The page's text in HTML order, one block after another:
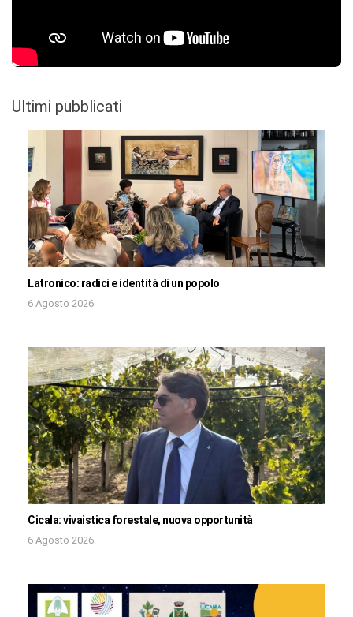
Ultimi pubblicati
Latronico: radici e identità di un popolo
6 Agosto 2026
Cicala: vivaistica forestale, nuova opportunità
6 Agosto 2026